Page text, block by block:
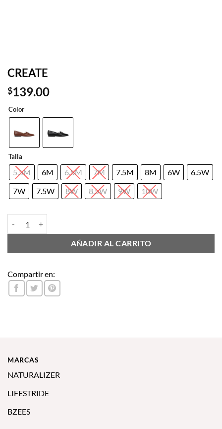
CREATE
$139.00
Color
Talla
5.5M 6M 6.5M 7M 7.5M 8M 6W
6.5W
7W
7.5W 8W 8.5W 9W 10W
AÑADIR AL CARRITO
Compartir en:
MARCAS
NATURALIZER
LIFESTRIDE
BZEES